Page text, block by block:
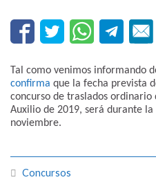
Tal como venimos informando
confirma que la fecha prevista
concurso de traslados ordinario
Auxilio de 2019, será durante la
noviembre.
Concursos